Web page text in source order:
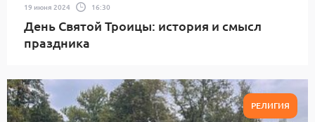
19 июня 2024 16:30
День Святой Троицы: история и смысл
праздника
РЕЛИГИЯ